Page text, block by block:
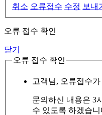
취소 오류접수 수정 보내
오류 접수 확인
닫기
오류 접수 확인
고객님, 오류접수
문의하신 내용은 3
수 있도록 하겠습니